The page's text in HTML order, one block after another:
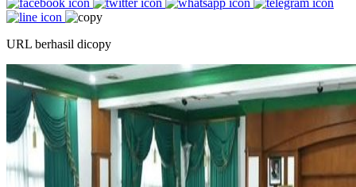
URL berhasil dicopy